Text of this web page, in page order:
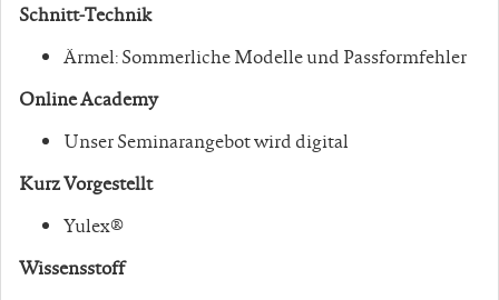
Schnitt-Technik
Ärmel: Sommerliche Modelle und Passformfehler
Online Academy
Unser Seminarangebot wird digital
Kurz Vorgestellt
Yulex®
Wissensstoff